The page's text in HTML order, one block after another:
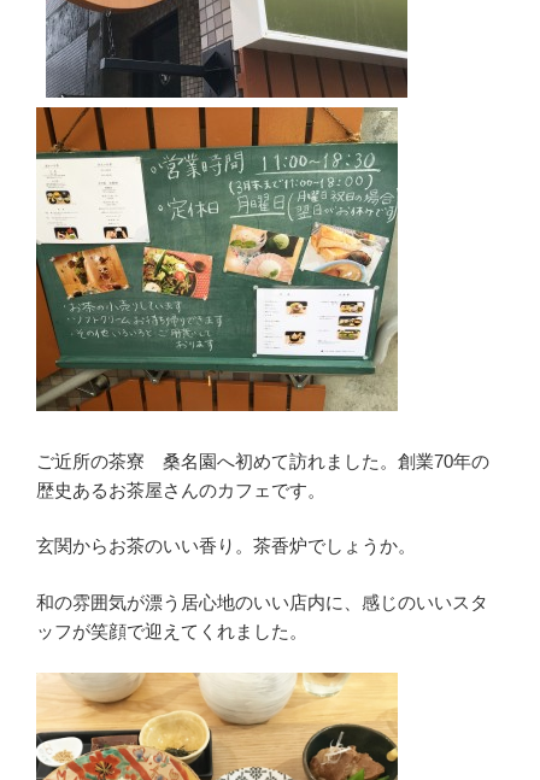
ご近所の茶寮 桑名園へ初めて訪れました。創業70年の
歴史あるお茶屋さんのカフェです。
玄関からお茶のいい香り。茶香炉でしょうか。
和の雰囲気が漂う居心地のいい店内に、感じのいいスタ
ッフが笑顔で迎えてくれました。